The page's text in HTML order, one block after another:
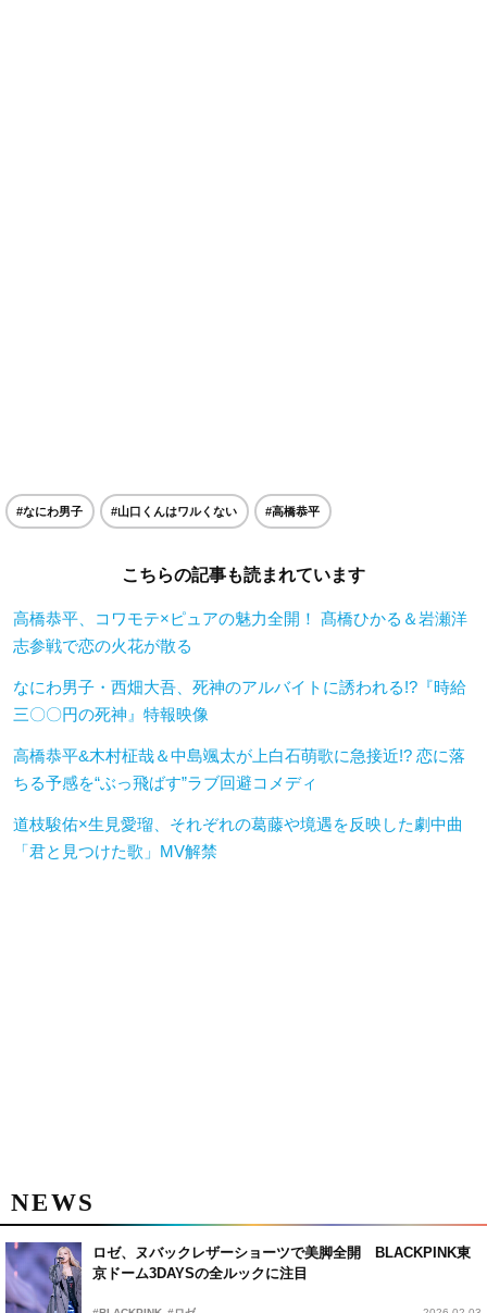
#なにわ男子 #山口くんはワルくない #高橋恭平
こちらの記事も読まれています
高橋恭平、コワモテ×ピュアの魅力全開！ 髙橋ひかる＆岩瀬洋
志参戦で恋の火花が散る
なにわ男子・西畑大吾、死神のアルバイトに誘われる!?『時給
三〇〇円の死神』特報映像
高橋恭平&木村柾哉＆中島颯太が上白石萌歌に急接近!? 恋に落
ちる予感を“ぶっ飛ばす”ラブ回避コメディ
道枝駿佑×生見愛瑠、それぞれの葛藤や境遇を反映した劇中曲
「君と見つけた歌」MV解禁
NEWS
ロゼ、ヌバックレザーショーツで美脚全開 BLACKPINK東
京ドーム3DAYSの全ルックに注目